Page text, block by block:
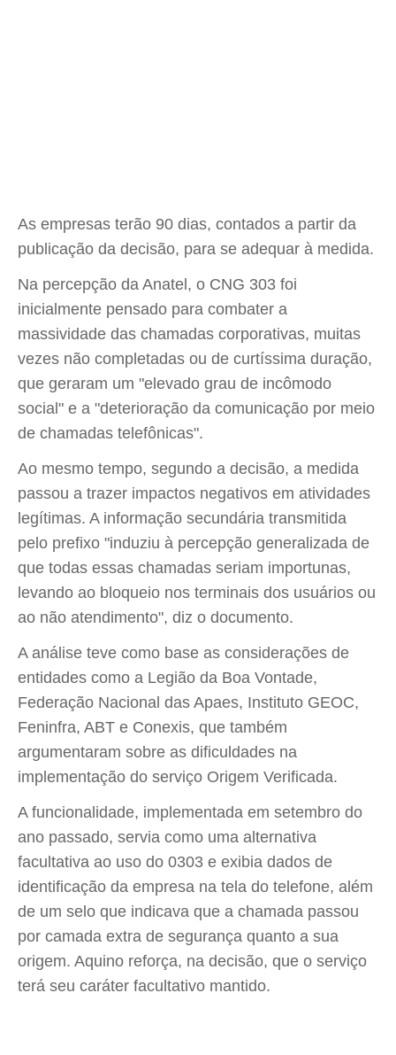
As empresas terão 90 dias, contados a partir da
publicação da decisão, para se adequar à medida.
Na percepção da Anatel, o CNG 303 foi
inicialmente pensado para combater a
massividade das chamadas corporativas, muitas
vezes não completadas ou de curtíssima duração,
que geraram um "elevado grau de incômodo
social" e a "deterioração da comunicação por meio
de chamadas telefônicas".
Ao mesmo tempo, segundo a decisão, a medida
passou a trazer impactos negativos em atividades
legítimas. A informação secundária transmitida
pelo prefixo "induziu à percepção generalizada de
que todas essas chamadas seriam importunas,
levando ao bloqueio nos terminais dos usuários ou
ao não atendimento", diz o documento.
A análise teve como base as considerações de
entidades como a Legião da Boa Vontade,
Federação Nacional das Apaes, Instituto GEOC,
Feninfra, ABT e Conexis, que também
argumentaram sobre as dificuldades na
implementação do serviço Origem Verificada.
A funcionalidade, implementada em setembro do
ano passado, servia como uma alternativa
facultativa ao uso do 0303 e exibia dados de
identificação da empresa na tela do telefone, além
de um selo que indicava que a chamada passou
por camada extra de segurança quanto a sua
origem. Aquino reforça, na decisão, que o serviço
terá seu caráter facultativo mantido.